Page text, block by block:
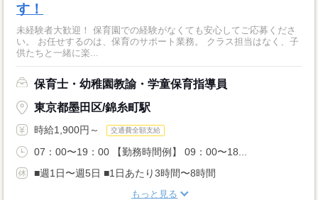
す！
未経験者大歓迎！ 保育園での経験がなくても安心してご応募くださ
い。 お任せするのは、保育のサポート業務。 クラス担当はなく、子
供たちと一緒に楽...
保育士・幼稚園教諭・学童保育指導員
東京都墨田区/錦糸町駅
時給1,900円～ 交通費全額支給
07：00〜19：00 【勤務時間例】 09：00〜18...
■週1日〜週5日 ■1日あたり3時間〜8時間
もっと見る